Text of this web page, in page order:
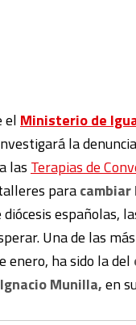
el Ministerio de
la
las Terapias de
para
españolas,
Una de las
enero, ha sido la del
Munilla,en